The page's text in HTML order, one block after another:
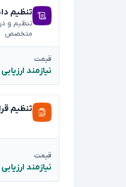
تنظیم
تنظیم و
متخصص
قیمت
نیازمند ارزیابی
تنظیم
قیمت
نیازمند ارزیابی